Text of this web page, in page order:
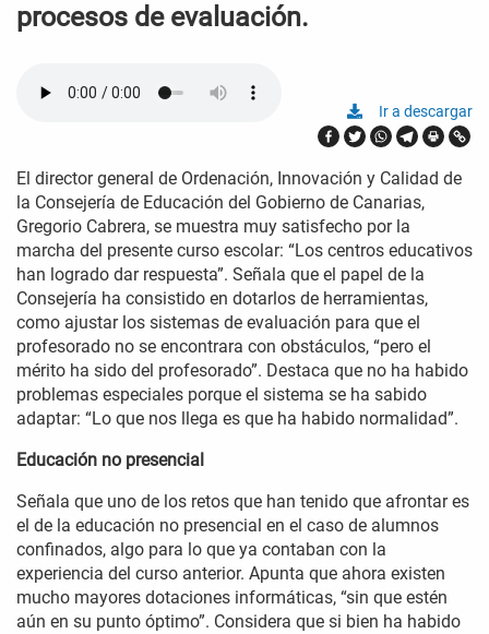
procesos de evaluación.
Ir a descargar
El director general de Ordenación, Innovación y Calidad de
la Consejería de Educación del Gobierno de Canarias,
Gregorio Cabrera, se muestra muy satisfecho por la
marcha del presente curso escolar: “Los centros educativos
han logrado dar respuesta”. Señala que el papel de la
Consejería ha consistido en dotarlos de herramientas,
como ajustar los sistemas de evaluación para que el
profesorado no se encontrara con obstáculos, “pero el
mérito ha sido del profesorado”. Destaca que no ha habido
problemas especiales porque el sistema se ha sabido
adaptar: “Lo que nos llega es que ha habido normalidad”.
Educación no presencial
Señala que uno de los retos que han tenido que afrontar es
el de la educación no presencial en el caso de alumnos
confinados, algo para lo que ya contaban con la
experiencia del curso anterior. Apunta que ahora existen
mucho mayores dotaciones informáticas, “sin que estén
aún en su punto óptimo”. Considera que si bien ha habido